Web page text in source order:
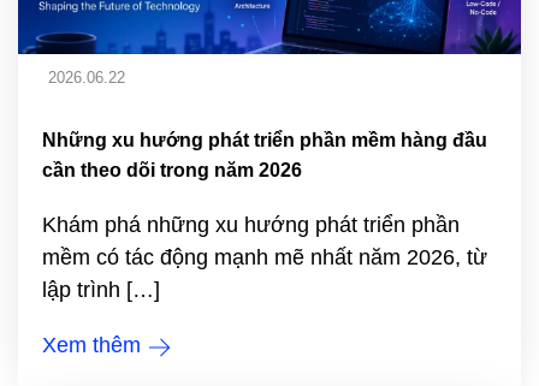
2026.06.22
Những xu hướng phát triển phần mềm hàng đầu
cần theo dõi trong năm 2026
Khám phá những xu hướng phát triển phần
mềm có tác động mạnh mẽ nhất năm 2026, từ
lập trình […]
Xem thêm